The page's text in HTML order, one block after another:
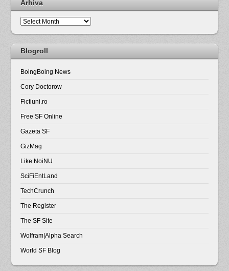
Arhiva
Arhiva
Blogroll
BoingBoing News
Cory Doctorow
Fictiuni.ro
Free SF Online
Gazeta SF
GizMag
Like NoiNU
SciFiEntLand
TechCrunch
The Register
The SF Site
Wolfram|Alpha Search
World SF Blog